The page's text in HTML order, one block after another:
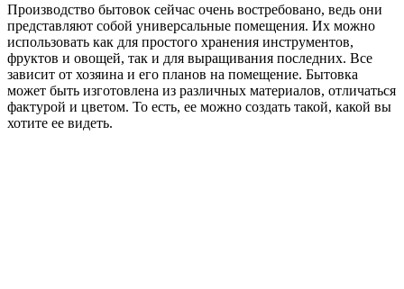
Производство бытовок сейчас очень востребовано, ведь они
представляют собой универсальные помещения. Их можно
использовать как для простого хранения инструментов,
фруктов и овощей, так и для выращивания последних. Все
зависит от хозяина и его планов на помещение. Бытовка
может быть изготовлена из различных материалов, отличаться
фактурой и цветом. То есть, ее можно создать такой, какой вы
хотите ее видеть.